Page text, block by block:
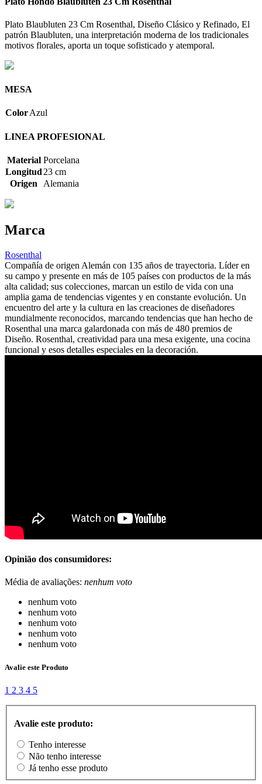
Plato Blaubluten 23 Cm Rosenthal, Diseño Clásico y Refinado, El
patrón Blaubluten, una interpretación moderna de los tradicionales
motivos florales, aporta un toque sofisticado y atemporal.
MESA
ColorAzul
LINEA PROFESIONAL
Material Porcelana
Longitud 23 cm
Origen
Alemania
Marca
Rosenthal
Compañía de origen Alemán con 135 años de trayectoria. Líder en
su campo y presente en más de 105 países con productos de la más
alta calidad; sus colecciones, marcan un estilo de vida con una
amplia gama de tendencias vigentes y en constante evolución. Un
encuentro del arte y la cultura en las creaciones de diseñadores
mundialmente reconocidos, marcando tendencias que han hecho de
Rosenthal una marca galardonada con más de 480 premios de
Diseño. Rosenthal, creatividad para una mesa exigente, una cocina
funcional y esos detalles especiales en la decoración.
Opinião dos consumidores:
Média de avaliações: nenhum voto
nenhum voto
nenhum voto
nenhum voto
nenhum voto
nenhum voto
Avalie este Produto
1 2 3 4 5
Avalie este produto:
Tenho interesse
Não tenho interesse
Já tenho esse produto